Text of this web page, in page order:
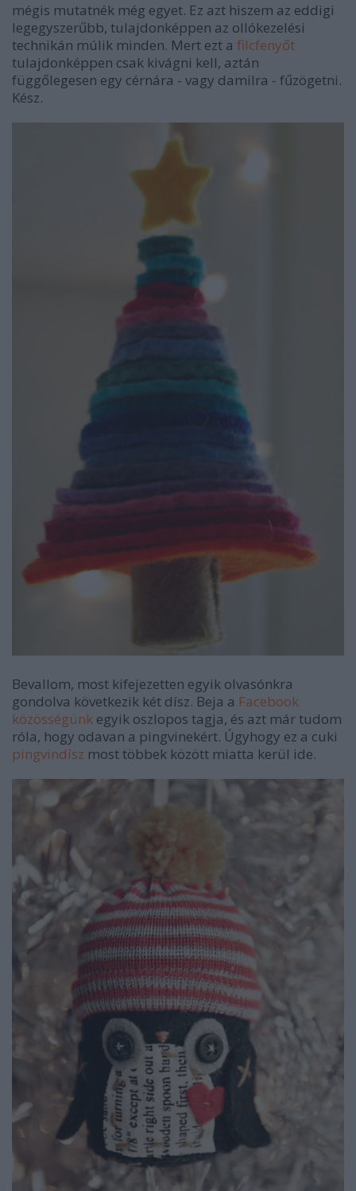
mégis mutatnék még egyet. Ez azt hiszem az eddigi
legegyszerűbb, tulajdonképpen az ollókezelési
technikán múlik minden. Mert ezt a filcfenyőt
tulajdonképpen csak kivágni kell, aztán
függőlegesen egy cérnára - vagy damilra - fűzögetni.
Kész.
Bevallom, most kifejezetten egyik olvasónkra
gondolva következik két dísz. Beja a Facebook
közösségünk egyik oszlopos tagja, és azt már tudom
róla, hogy odavan a pingvinekért. Úgyhogy ez a cuki
pingvindísz most többek között miatta kerül ide.